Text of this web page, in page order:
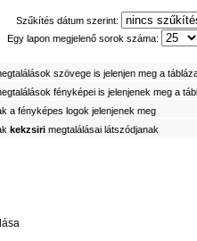
Szűkítés dátum szerint:
Egy lapon megjelenő sorok száma:
szövege is jelenjen meg a
fényképei is jelenjenek meg a
a fényképes logok jelenjenek meg
kekzsiri megtalálásai látszódjanak